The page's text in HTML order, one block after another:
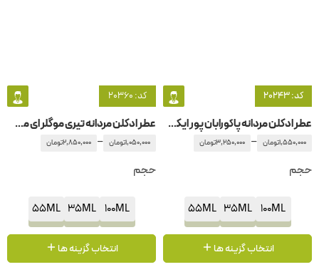
کد: 20243
عطر ادکلن مردانه پاکورابان پور ایکس اس
1,550,000تومان –
3,250,000تومان
حجم
100ML
35ML
55ML
انتخاب گزینه ها
کد: 20360
عطر ادکلن مردانه تیری موگلر ای من – آنجل مردانه
1,050,000تومان –
2,850,000تومان
حجم
100ML
35ML
55ML
انتخاب گزینه ها